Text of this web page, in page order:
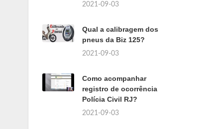
2021-09-03
Qual a calibragem dos
pneus da Biz 125?
2021-09-03
Como acompanhar
registro de ocorrência
Polícia Civil RJ?
2021-09-03